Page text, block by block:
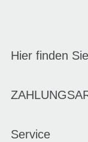
Hier finden
Service